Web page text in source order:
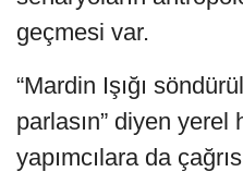
geçmesi var.
“Mardin Işığı
parlasın” diyen yerel
yapımcılara da